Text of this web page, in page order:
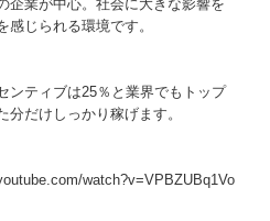
企業が中心。社会に大きな影響を
じられる環境です。
ンティブは25％と業界でもトップ
だけしっかり稼げます。
watch?v=VPBZUBq1Vo